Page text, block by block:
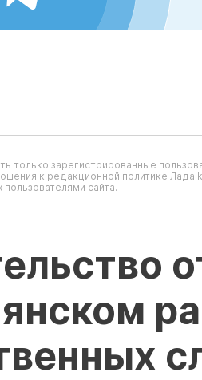
только зарегистрированные
к редакционной политике
сайта.